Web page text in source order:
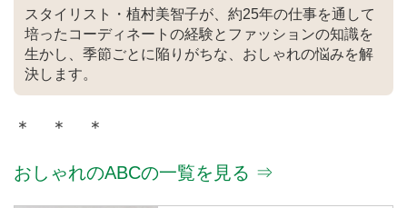
スタイリスト・植村美智子が、約25年の仕事を通して
培ったコーディネートの経験とファッションの知識を
生かし、季節ごとに陥りがちな、おしゃれの悩みを解
決します。
＊ ＊ ＊
おしゃれのABCの一覧を見る ⇒